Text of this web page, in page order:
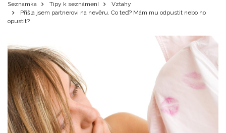
Seznamka Tipy k seznámení
Vztahy
Přišla jsem partnerovi na nevěru. Co teď? Mám mu odpustit nebo ho
opustit?